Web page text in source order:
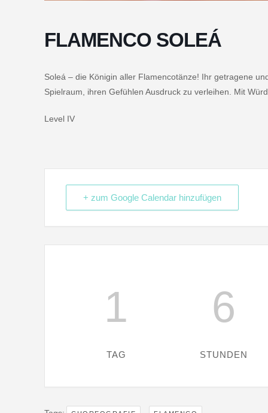
FLAMENCO SOLEÁ
Soleá – die Königin aller Flamencotänze! Ihr getragene
Spielraum, ihren Gefühlen Ausdruck zu verleihen. Mit
Level IV
+ zum Google Calendar hinzufügen
1
TAG
6
STUNDEN